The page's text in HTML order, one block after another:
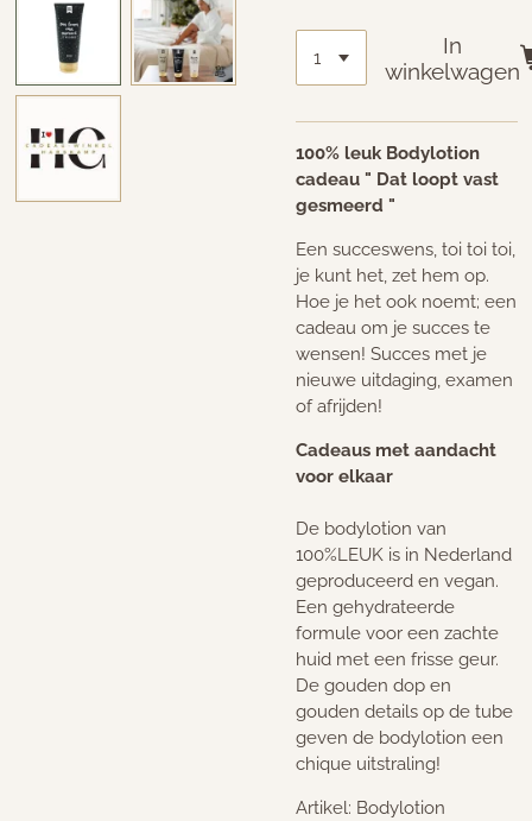
In
winkelwagen
100% leuk Bodylotion
cadeau " Dat loopt vast
gesmeerd "
Een succeswens, toi toi toi,
je kunt het, zet hem op.
Hoe je het ook noemt; een
cadeau om je succes te
wensen! Succes met je
nieuwe uitdaging, examen
of afrijden!
Cadeaus met aandacht
voor elkaar
De bodylotion van
100%LEUK is in Nederland
geproduceerd en vegan.
Een gehydrateerde
formule voor een zachte
huid met een frisse geur.
De gouden dop en
gouden details op de tube
geven de bodylotion een
chique uitstraling!
Artikel: Bodylotion